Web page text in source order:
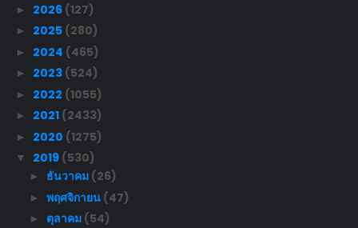
► 2026 (127)
► 2025 (280)
► 2024 (465)
► 2023 (524)
► 2022 (1055)
► 2021 (2433)
► 2020 (1275)
▼ 2019 (530)
► ธันวาคม (26)
► พฤศจิกายน (47)
► ตุลาคม (54)